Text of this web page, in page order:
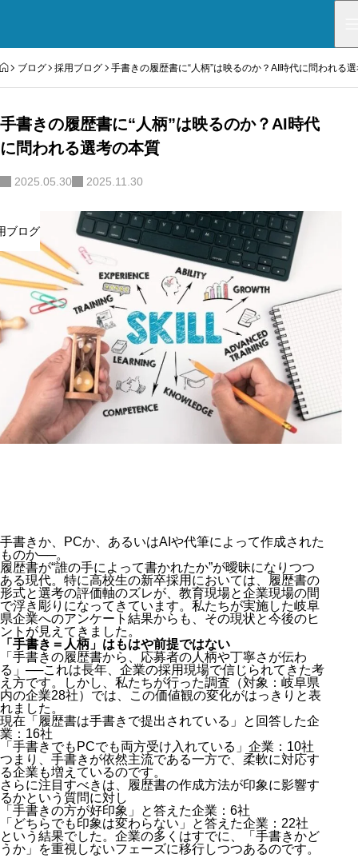
HOME
ブログ 採用ブログ 手書きの履歴書に“人柄”は映るのか？AI時代に問われる
手書きの履歴書に“人柄”は映るのか？AI時代
に問われる選考の本質
2025.05.30 2025.11.30
ブログ
手書きか、PCか、あるいはAIや代筆によって作成された
ものか──。
履歴書が“誰の手によって書かれたか”が曖昧になりつつ
ある現代。特に高校生の新卒採用においては、履歴書の
形式と選考の評価軸のズレが、教育現場と企業現場の間
で浮き彫りになってきています。私たちが実施した岐阜
県企業へのアンケート結果からも、その現状と今後のヒ
ントが見えてきました。
「手書き＝人柄」はもはや前提ではない
「手書きの履歴書から、応募者の人柄や丁寧さが伝わ
る」──これは長年、企業の採用現場で信じられてきた考
え方です。しかし、私たちが行った調査（対象：岐阜県
内の企業28社）では、この価値観の変化がはっきりと表
れました。
現在「履歴書は手書きで提出されている」と回答した企
業：16社
「手書きでもPCでも両方受け入れている」企業：10社
つまり、手書きが依然主流である一方で、柔軟に対応す
る企業も増えているのです。
さらに注目すべきは、履歴書の作成方法が印象に影響す
るかという質問に対し
「手書きの方が好印象」と答えた企業：6社
「どちらでも印象は変わらない」と答えた企業：22社
という結果でした。企業の多くはすでに、「手書きかど
うか」を重視しないフェーズに移行しつつあるのです。